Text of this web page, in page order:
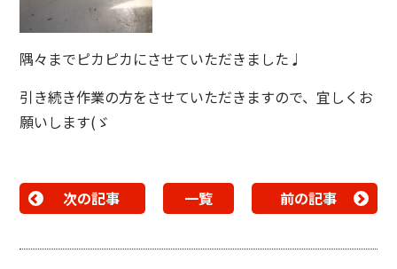
隅々までピカピカにさせていただきました♩
引き続き作業の方をさせていただきますので、宜しくお
願いします(ゞ
次の記事 一覧 前の記事